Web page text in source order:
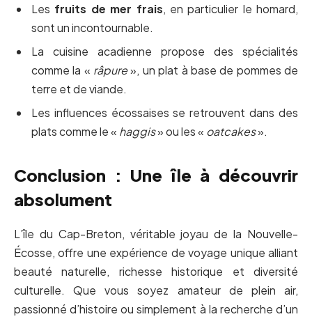
Les fruits de mer frais, en particulier le homard,
sont un incontournable.
La cuisine acadienne propose des spécialités
comme la « râpure», un plat à base de pommes de
terre et de viande.
Les influences écossaises se retrouvent dans des
plats comme le « haggis» ou les « oatcakes».
Conclusion : Une île à découvrir
absolument
L’île du Cap-Breton, véritable joyau de la Nouvelle-
Écosse, offre une expérience de voyage unique alliant
beauté naturelle, richesse historique et diversité
culturelle. Que vous soyez amateur de plein air,
passionné d’histoire ou simplement à la recherche d’un